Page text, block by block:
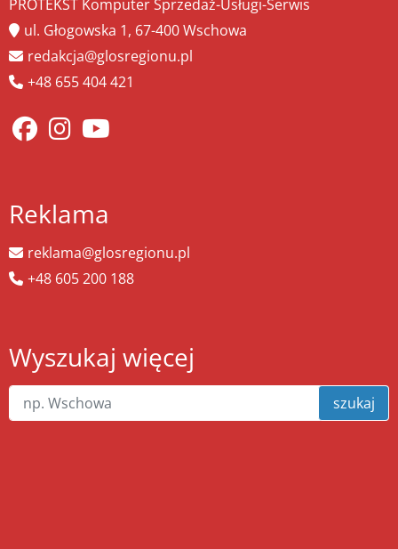
PROTEKST Komputer Sprzedaż-Usługi-Serwis
ul. Głogowska 1, 67-400 Wschowa
redakcja@glosregionu.pl
+48 655 404 421
Reklama
reklama@glosregionu.pl
+48 605 200 188
Wyszukaj więcej
szukaj